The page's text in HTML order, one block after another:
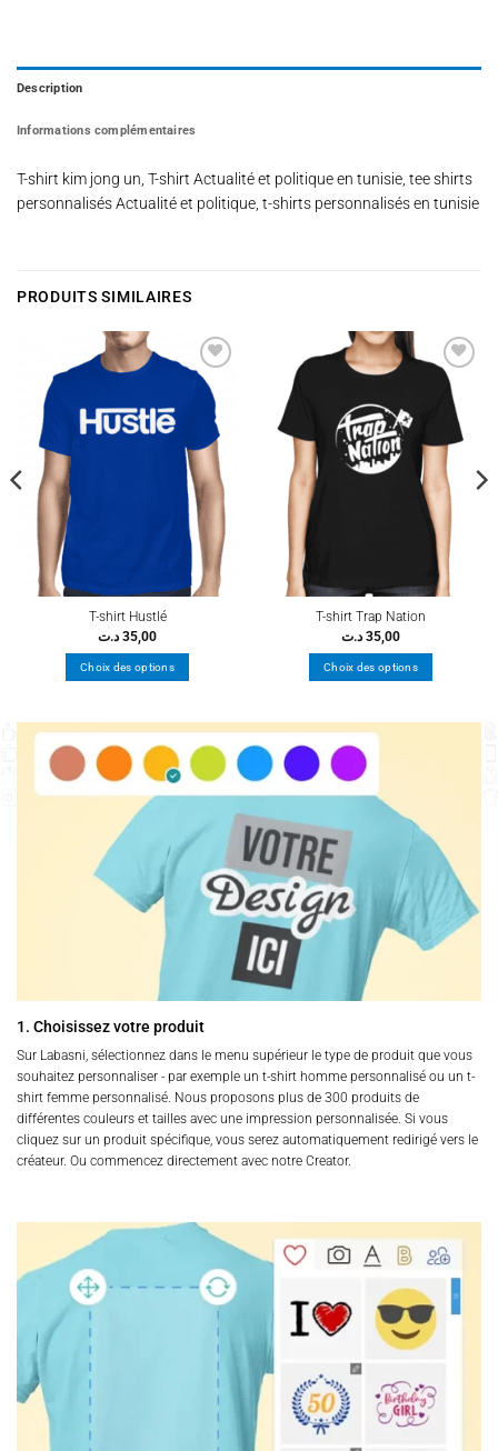
Description
Informations complémentaires
T-shirt kim jong un, T-shirt Actualité et politique en tunisie, tee shirts
personnalisés Actualité et politique, t-shirts personnalisés en tunisie
PRODUITS SIMILAIRES
Ajouter
à la
wishlist
T-shirt Hustlé
35,00 د.ت
Choix des options
a
plusieurs
variations.
Les
options
choisies
sur
Ajouter
à la
wishlist
T-shirt Trap Nation
35,00 د.ت
Choix des options
a
Les
options
choisies
page
du
1. Choisissez votre produit
Sur Labasni, sélectionnez dans le menu supérieur le type de produit que vous
souhaitez personnaliser - par exemple un t-shirt homme personnalisé ou un t-
shirt femme personnalisé. Nous proposons plus de 300 produits de
différentes couleurs et tailles avec une impression personnalisée. Si vous
cliquez sur un produit spécifique, vous serez automatiquement redirigé vers le
créateur. Ou commencez directement avec notre Creator.